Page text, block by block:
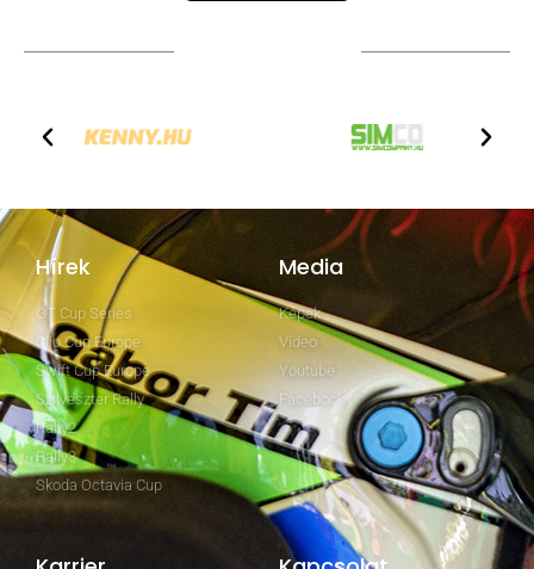
Hírek
GT Cup Series
Clio Cup Europe
Swift Cup Europe
Szilveszter Rally
Rally2
Rally3
Skoda Octavia Cup
Media
Képek
Video
Youtube
Facebook